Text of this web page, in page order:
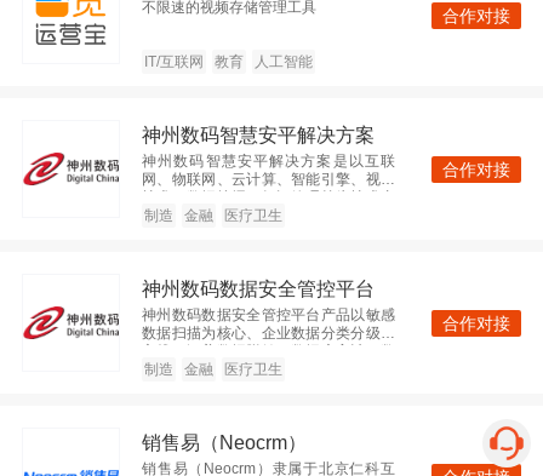
企业IT服务 企业服务
北京 2000人以上
查
广东美云智数科技有限公司
IT/互联网 大数据 查
微软（中国）有限公司
不限速的视频存储管理工具
IT/互联网 教育 人工智能
合作对接
神州数码智慧安平解决方案
神州数码智慧安平解决方案是以互联
网、物联网、云计算、智能引擎、视频
撑，以公安信息化为核心，通过互联
享、深度应用”之目标的警务发展新理念
和新模式。
制造 金融 医疗卫生
合作对接
神州数码数据安全管控平台
神州数码数据安全管控平台产品以敏感
数据扫描为核心、企业数据分类分级为
据分类分级管理、数据安全共享等多个
求，以“平台化+模块化”双模式，为企业
数据安全和未来发展保驾护航。
制造 金融 医疗卫生
合作对接
销售易（Neocrm）
销售易（Neocrm）隶属于北京仁科互